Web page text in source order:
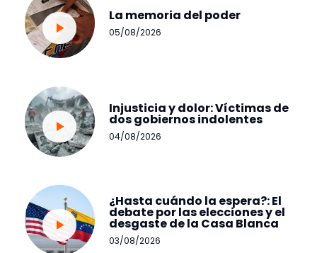
La memoria del poder
05/08/2026
Injusticia y dolor: Víctimas de
dos gobiernos indolentes
04/08/2026
¿Hasta cuándo la espera?: El
debate por las elecciones y el
desgaste de la Casa Blanca
03/08/2026